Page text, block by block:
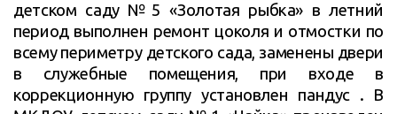
детском саду №5 «Золотая рыбка» в летний
период выполнен ремонт цоколя и отмостки по
всему периметру детского сада, заменены двери
в служебные помещения, при входе в
коррекционную группу установлен пандус . В